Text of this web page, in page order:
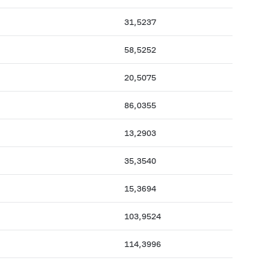
31,5237
58,5252
20,5075
86,0355
13,2903
35,3540
15,3694
103,9524
114,3996